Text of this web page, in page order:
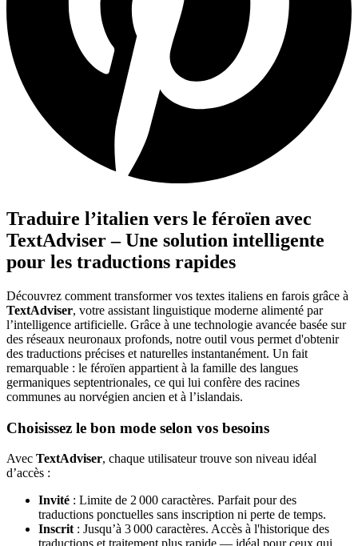
Traduire l’italien vers le féroïen avec
TextAdviser – Une solution intelligente
pour les traductions rapides
Découvrez comment transformer vos textes italiens en farois grâce à
TextAdviser, votre assistant linguistique moderne alimenté par
l’intelligence artificielle. Grâce à une technologie avancée basée sur
des réseaux neuronaux profonds, notre outil vous permet d'obtenir
des traductions précises et naturelles instantanément. Un fait
remarquable : le féroïen appartient à la famille des langues
germaniques septentrionales, ce qui lui confère des racines
communes au norvégien ancien et à l’islandais.
Choisissez le bon mode selon vos besoins
Avec TextAdviser, chaque utilisateur trouve son niveau idéal
d’accès :
Invité : Limite de 2 000 caractères. Parfait pour des
traductions ponctuelles sans inscription ni perte de temps.
Inscrit: Jusqu’à 3 000 caractères. Accès à l'historique des